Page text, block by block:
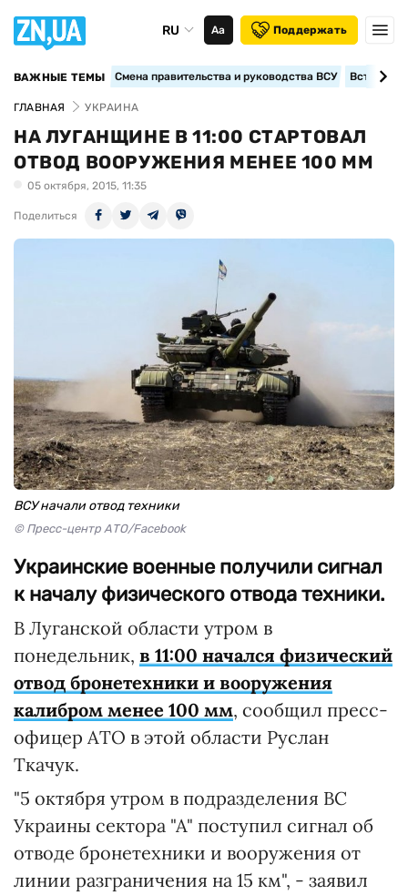
RU Аа Поддержать
ВАЖНЫЕ ТЕМЫ Смена правительства и руководства ВСУ
ГЛАВНАЯ УКРАИНА
НА ЛУГАНЩИНЕ В 11:00 СТАРТОВАЛ
ОТВОД ВООРУЖЕНИЯ МЕНЕЕ 100 ММ
05 октября, 2015, 11:35
Поделиться
ВСУ начали отвод техники
© Пресс-центр АТО/Facebook
Украинские военные получили сигнал
к началу физического отвода техники.
В Луганской области утром в
понедельник, в 11:00 начался физический
отвод бронетехники и вооружения
калибром менее 100 мм, сообщил пресс-
офицер АТО в этой области Руслан
Ткачук.
"5 октября утром в подразделения ВС
Украины сектора "А" поступил сигнал об
отводе бронетехники и вооружения от
линии разграничения на 15 км", - заявил